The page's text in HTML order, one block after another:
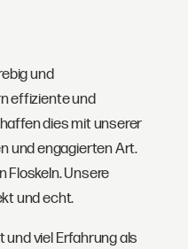
und
effiziente und
dies mit unserer
und engagierten Art.
Floskeln. Unsere
und echt.
und viel Erfahrung als